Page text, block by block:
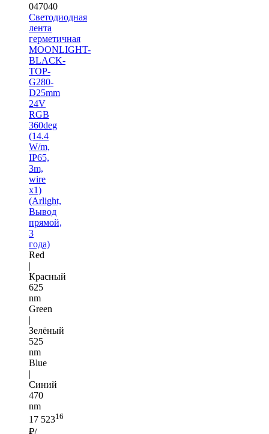
047040
Светодиодная
лента
герметичная
MOONLIGHT-
BLACK-
TOP-
G280-
D25mm
24V
RGB
360deg
(14.4
W/m,
IP65,
3m,
wire
x1)
(Arlight,
Вывод
прямой,
3
года)
Red
|
Красный
625
nm
Green
|
Зелёный
525
nm
Blue
|
Синий
470
nm
17 52316